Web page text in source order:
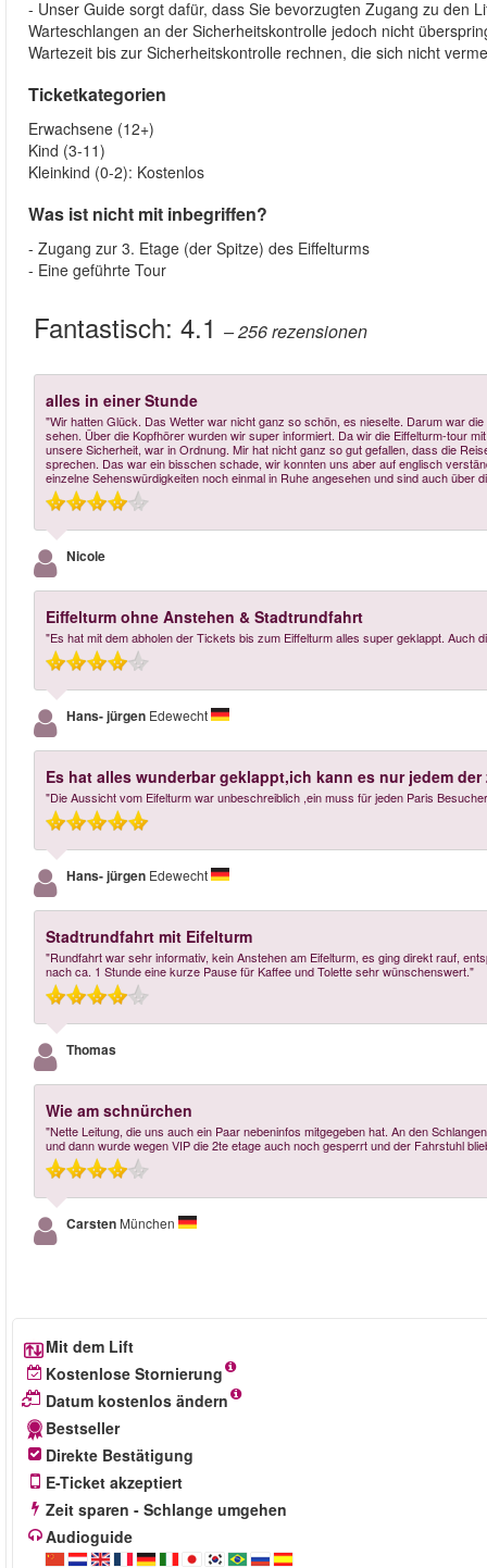
- Unser Guide sorgt dafür, dass Sie bevorzugten Zugang zu den
Warteschlangen an der Sicherheitskontrolle jedoch nicht
Wartezeit bis zur Sicherheitskontrolle rechnen, die sich nicht
Ticketkategorien
Erwachsene (12+)
Kind (3-11)
Kleinkind (0-2): Kostenlos
Was ist nicht mit inbegriffen?
- Zugang zur 3. Etage (der Spitze) des Eiffelturms
- Eine geführte Tour
Fantastisch: 4.1 – 256rezensionen
alles in einer Stunde
"Wir hatten Glück. Das Wetter war nicht ganz so schön, es nieselte. Darum war
sehen. Über die Kopfhörer wurden wir super informiert. Da wir die Eiffelturm-tour
unsere Sicherheit, war in Ordnung. Mir hat nicht ganz so gut gefallen, dass die
sprechen. Das war ein bisschen schade, wir konnten uns aber auf englisch
einzelne Sehenswürdigkeiten noch einmal in Ruhe angesehen und sind auch über
Nicole
Eiffelturm ohne Anstehen & Stadtrundfahrt
"Es hat mit dem abholen der Tickets bis zum Eiffelturm alles super geklappt.
Hans- jürgen Edewecht
Es hat alles wunderbar geklappt,ich kann es nur jedem
"Die Aussicht vom Eifelturm war unbeschreiblich ,ein muss für jeden Paris
Hans- jürgen Edewecht
Stadtrundfahrt mit Eifelturm
"Rundfahrt war sehr informativ, kein Anstehen am Eifelturm, es ging direkt rauf,
nach ca. 1 Stunde eine kurze Pause für Kaffee und Tolette sehr wünschenswert."
Thomas
Wie am schnürchen
"Nette Leitung, die uns auch ein Paar nebeninfos mitgegeben hat. An den
und dann wurde wegen VIP die 2te etage auch noch gesperrt und der Fahrstuhl
Carsten München
Mit dem Lift
Kostenlose Stornierung
Datum kostenlos ändern
Bestseller
Direkte Bestätigung
E-Ticket akzeptiert
Zeit sparen - Schlange umgehen
Audioguide